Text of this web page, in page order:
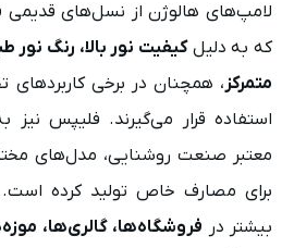
لامپ‌های هالوژن از نسل‌های قدیمی
که به دلیلکیفیت نور بالا، رنگ نور
متمرکز، همچنان در برخی
استفاده قرار می‌گیرند. فلیپس نیز
معتبر صنعت روشنایی، مدل‌های
برای مصارف خاص تولید کرده است.
بیشتر در فروشگاه‌ها، گالری‌ها،